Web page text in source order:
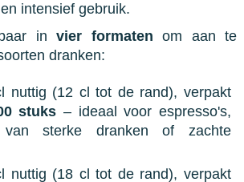
intensief gebruik.
in vier formaten om aan te
dranken:
nuttig (12 cl tot de rand), verpakt
stuks – ideaal voor espresso's,
van sterke dranken of zachte
nuttig (18 cl tot de rand), verpakt